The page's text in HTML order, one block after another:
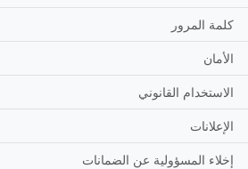
كلمة المرور
الأمان
الاستخدام القانوني
الإعلانات
إخلاء المسؤولية عن الضمانات